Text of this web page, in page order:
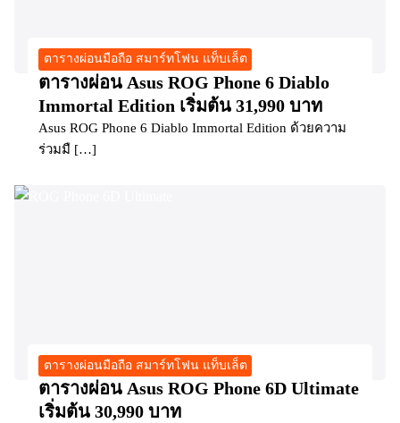
ตารางผ่อนมือถือ สมาร์ทโฟน แท็บเล็ต
ตารางผ่อน Asus ROG Phone 6 Diablo
Immortal Edition เริ่มต้น 31,990 บาท
Asus ROG Phone 6 Diablo Immortal Edition ด้วยความ
ร่วมมื […]
ตารางผ่อนมือถือ สมาร์ทโฟน แท็บเล็ต
ตารางผ่อน Asus ROG Phone 6D Ultimate
เริ่มต้น 30,990 บาท